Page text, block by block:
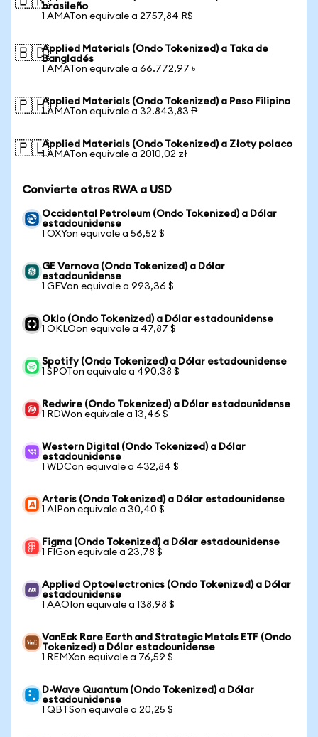
brasileño
1 AMATon equivale a 2757,84 R$
🇧🇩Applied Materials (Ondo Tokenized) a Taka de
Bangladés
1 AMATon equivale a 66.772,97 ৳
🇵🇭Applied Materials (Ondo Tokenized) a Peso Filipino
1 AMATon equivale a 32.843,83 ₱
🇵🇱Applied Materials (Ondo Tokenized) a Złoty polaco
1 AMATon equivale a 2010,02 zł
Convierte otros RWA a USD
Occidental Petroleum (Ondo Tokenized) a Dólar
estadounidense
1 OXYon equivale a 56,52 $
GE Vernova (Ondo Tokenized) a Dólar
estadounidense
1 GEVon equivale a 993,36 $
Oklo (Ondo Tokenized) a Dólar estadounidense
1 OKLOon equivale a 47,87 $
Spotify (Ondo Tokenized) a Dólar estadounidense
1 SPOTon equivale a 490,38 $
Redwire (Ondo Tokenized) a Dólar estadounidense
1 RDWon equivale a 13,46 $
Western Digital (Ondo Tokenized) a Dólar
estadounidense
1 WDCon equivale a 432,84 $
Arteris (Ondo Tokenized) a Dólar estadounidense
1 AIPon equivale a 30,40 $
Figma (Ondo Tokenized) a Dólar estadounidense
1 FIGon equivale a 23,78 $
Applied Optoelectronics (Ondo Tokenized) a Dólar
estadounidense
1 AAOIon equivale a 138,98 $
VanEck Rare Earth and Strategic Metals ETF (Ondo
Tokenized) a Dólar estadounidense
1 REMXon equivale a 76,59 $
D-Wave Quantum (Ondo Tokenized) a Dólar
estadounidense
1 QBTSon equivale a 20,25 $